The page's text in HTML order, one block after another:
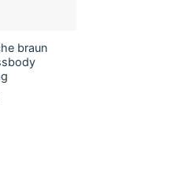
braun